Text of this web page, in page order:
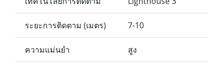
ระยะการติดตาม (เมตร) 7-10
ความแม่นยำ สูง